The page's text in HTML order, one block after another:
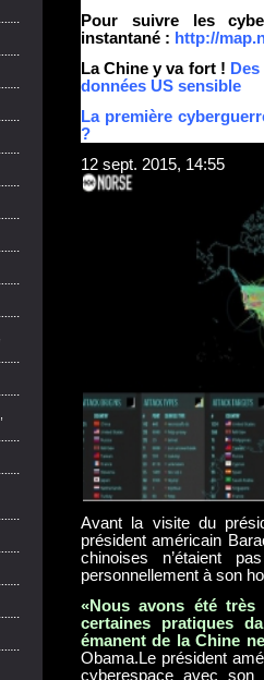
Pour suivre les
instantané : http://
La Chine y va fort !
données US sensible
La première
?
12 sept. 2015, 14:55
Avant la visite du
président américain
chinoises n’étaient
personnellement à son
«Nous avons été
certaines pratiques
émanent de la Chine
Obama.Le président
cyberespace avec son